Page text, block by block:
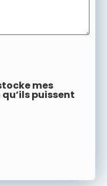
mes
puissent